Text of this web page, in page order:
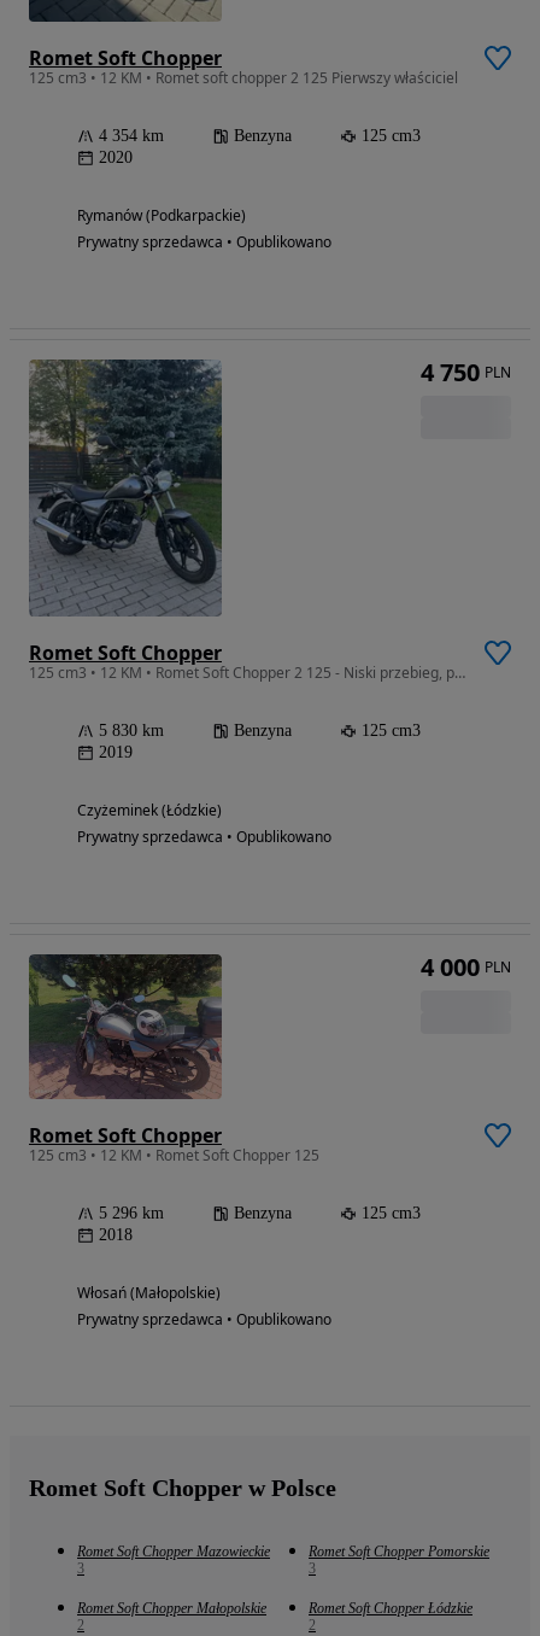
Romet Soft Chopper
125 cm3 • 12 KM • Romet soft chopper 2 125 Pierwszy właściciel
4 354 km Benzyna
125 cm3
2020
Rymanów (Podkarpackie)
Prywatny sprzedawca • Opublikowano
Romet Soft Chopper
125 cm3 • 12 KM • Romet Soft Chopper 2 125 - Niski przebieg, pierwszy właściciel, 2019r.
5 830 km Benzyna
125 cm3
2019
Czyżeminek (Łódzkie)
Prywatny sprzedawca • Opublikowano
4 750 PLN
Romet Soft Chopper
125 cm3 • 12 KM • Romet Soft Chopper 125
5 296 km Benzyna
125 cm3
2018
Włosań (Małopolskie)
Prywatny sprzedawca • Opublikowano
4 000 PLN
Romet Soft Chopper w Polsce
Romet Soft Chopper Mazowieckie
3
Romet Soft Chopper Pomorskie
3
Romet Soft Chopper Małopolskie
2
Romet Soft Chopper Łódzkie
2